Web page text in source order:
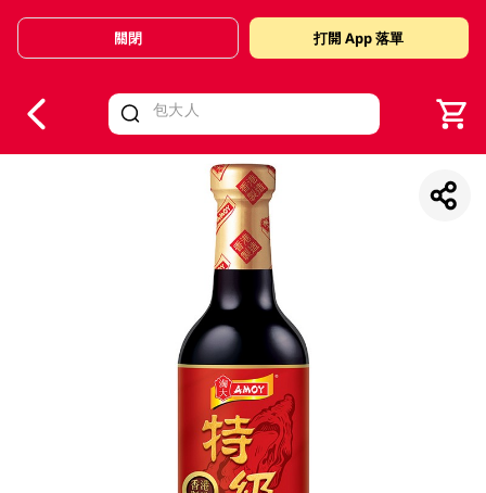
Valid Until 30 June 2026
關閉 打開 App 落單